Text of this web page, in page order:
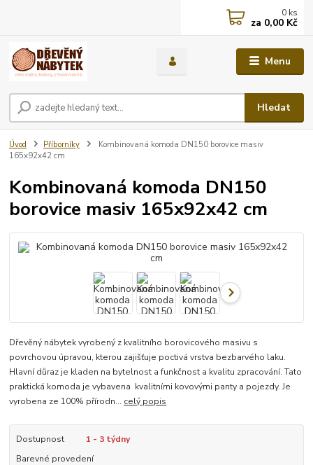
Menu
Hledat
0 ks
za 0,00 Kč
Úvod Příborníky
Kombinovaná komoda DN150 borovice masiv
165x92x42 cm
Kombinovaná komoda DN150
borovice masiv 165x92x42 cm
Dřevěný nábytek vyrobený z kvalitního borovicového masivu s
povrchovou úpravou, kterou zajišťuje poctivá vrstva bezbarvého laku.
Hlavní důraz je kladen na bytelnost a funkčnost a kvalitu zpracování. Tato
praktická komoda je vybavena kvalitními kovovými panty a pojezdy. Je
vyrobena ze 100% přírodn... celý popis
Dostupnost
1 - 3 týdny
Barevné provedení